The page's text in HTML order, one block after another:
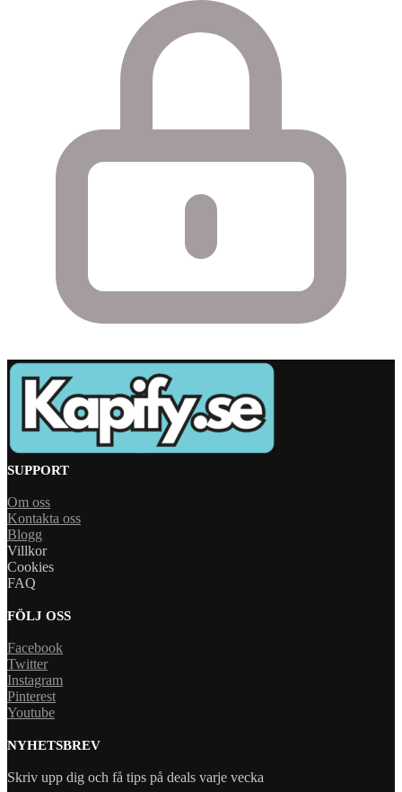
SUPPORT
Om oss
Kontakta oss
Blogg
Villkor
Cookies
FAQ
FÖLJ OSS
Facebook
Twitter
Instagram
Pinterest
Youtube
NYHETSBREV
Skriv upp dig och få tips på deals varje vecka